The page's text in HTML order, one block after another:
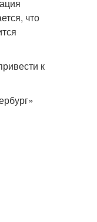
что
к